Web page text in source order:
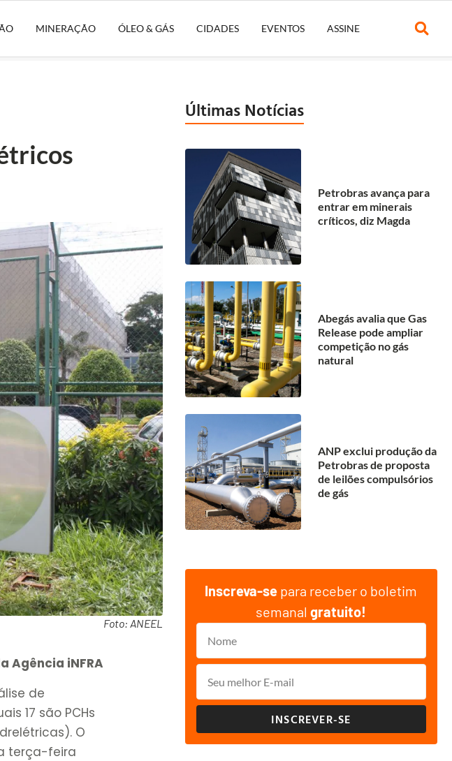
MINERAÇÃO ÓLEO & GÁS CIDADES EVENTOS ASSINE
Foto: ANEEL
Agência iNFRA
de
17 são PCHs
O
terça-feira
Últimas Notícias
Petrobras avança para
entrar em minerais
críticos, diz Magda
Abegás avalia que Gas
Release pode ampliar
competição no gás
natural
ANP exclui produção da
Petrobras de proposta
de leilões compulsórios
de gás
Inscreva-se para receber o boletim
semanalgratuito!
INSCREVER-SE